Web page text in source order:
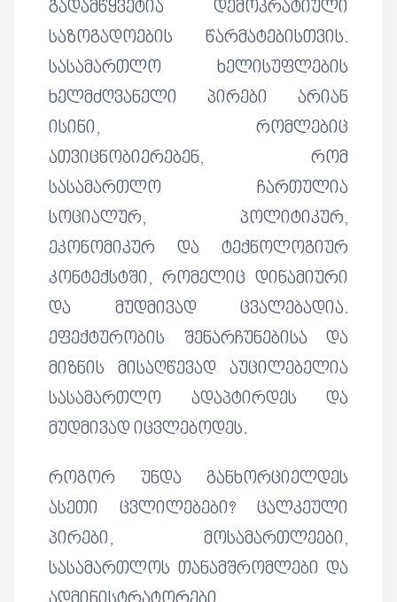
გადამწყვეტია დემოკრატიული
საზოგადოების წარმატებისთვის.
სასამართლო ხელისუფლების
ხელმძღვანელი პირები არიან
ისინი, რომლებიც
ათვიცნობიერებენ, რომ
სასამართლო ჩართულია
სოციალურ, პოლიტიკურ,
ეკონომიკურ და ტექნოლოგიურ
კონტექსტში, რომელიც დინამიური
და მუდმივად ცვალებადია.
ეფექტურობის შენარჩუნებისა და
მიზნის მისაღწევად აუცილებელია
სასამართლო ადაპტირდეს და
მუდმივად იცვლებოდეს.
როგორ უნდა განხორციელდეს
ასეთი ცვლილებები? ცალკეული
პირები, მოსამართლეები,
სასამართლოს თანამშრომლები და